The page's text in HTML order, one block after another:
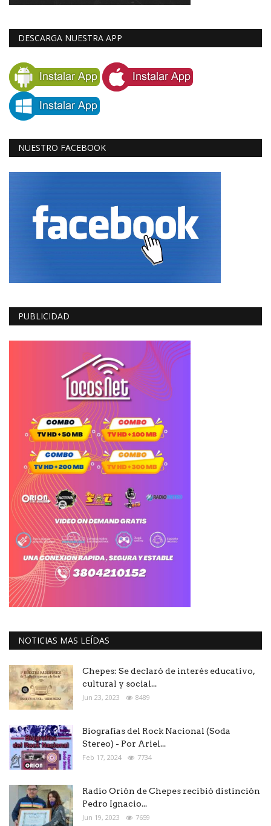
DESCARGA NUESTRA APP
NUESTRO FACEBOOK
PUBLICIDAD
NOTICIAS MAS LEÍDAS
Chepes: Se declaró de interés educativo,
cultural y social...
Jun 23, 2023 8489
Biografías del Rock Nacional (Soda
Stereo) - Por Ariel...
Feb 17, 2024 7734
Radio Orión de Chepes recibió distinción
Pedro Ignacio...
Jun 19, 2023 7659